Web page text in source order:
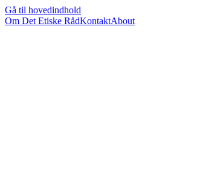
Gå til hovedindhold
Om Det Etiske RådKontaktAbout